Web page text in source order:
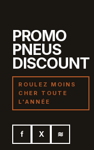
PROMO
PNEUS
DISCOUNT
ROULEZ MOINS
CHER TOUTE
L'ANNÉE
f X ≋